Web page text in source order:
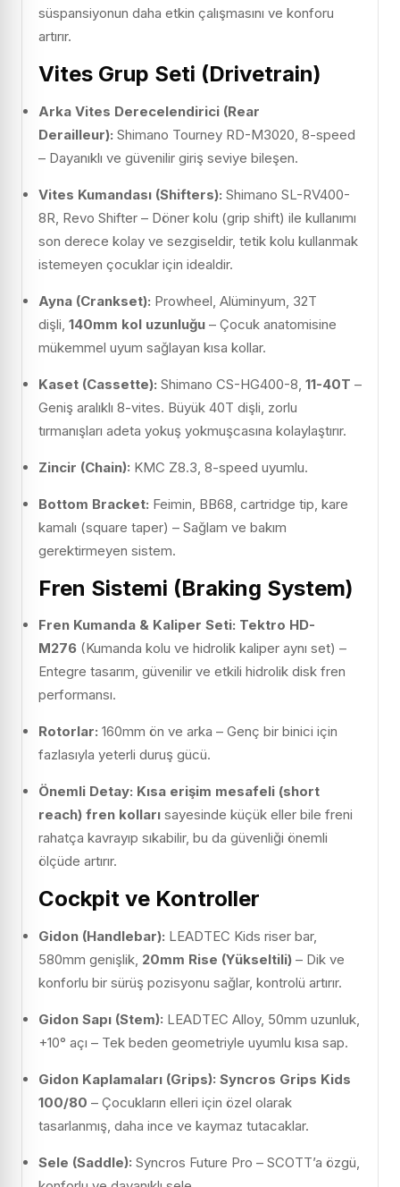
süspansiyonun daha etkin çalışmasını ve konforu
artırır.
Vites Grup Seti (Drivetrain)
Arka Vites Derecelendirici (Rear
Derailleur): Shimano Tourney RD-M3020, 8-speed
– Dayanıklı ve güvenilir giriş seviye bileşen.
Vites Kumandası (Shifters): Shimano SL-RV400-
8R, Revo Shifter – Döner kolu (grip shift) ile kullanımı
son derece kolay ve sezgiseldir, tetik kolu kullanmak
istemeyen çocuklar için idealdir.
Ayna (Crankset): Prowheel, Alüminyum, 32T
dişli, 140mm kol uzunluğu – Çocuk anatomisine
mükemmel uyum sağlayan kısa kollar.
Kaset (Cassette): Shimano CS-HG400-8, 11-40T –
Geniş aralıklı 8-vites. Büyük 40T dişli, zorlu
tırmanışları adeta yokuş yokmuşcasına kolaylaştırır.
Zincir (Chain): KMC Z8.3, 8-speed uyumlu.
Bottom Bracket: Feimin, BB68, cartridge tip, kare
kamalı (square taper) – Sağlam ve bakım
gerektirmeyen sistem.
Fren Sistemi (Braking System)
Fren Kumanda & Kaliper Seti: Tektro HD-
M276 (Kumanda kolu ve hidrolik kaliper aynı set) –
Entegre tasarım, güvenilir ve etkili hidrolik disk fren
performansı.
Rotorlar: 160mm ön ve arka – Genç bir binici için
fazlasıyla yeterli duruş gücü.
Önemli Detay: Kısa erişim mesafeli (short
reach) fren kolları sayesinde küçük eller bile freni
rahatça kavrayıp sıkabilir, bu da güvenliği önemli
ölçüde artırır.
Cockpit ve Kontroller
Gidon (Handlebar): LEADTEC Kids riser bar,
580mm genişlik, 20mm Rise (Yükseltili) – Dik ve
konforlu bir sürüş pozisyonu sağlar, kontrolü artırır.
Gidon Sapı (Stem): LEADTEC Alloy, 50mm uzunluk,
+10° açı – Tek beden geometriyle uyumlu kısa sap.
Gidon Kaplamaları (Grips): Syncros Grips Kids
100/80 – Çocukların elleri için özel olarak
tasarlanmış, daha ince ve kaymaz tutacaklar.
Sele (Saddle): Syncros Future Pro – SCOTT’a özgü,